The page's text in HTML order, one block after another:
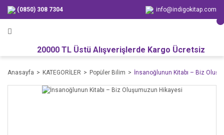
(0850) 308 7304 info@indigokitap.com
20000 TL Üstü Alışverişlerde Kargo Ücretsiz
Anasayfa KATEGORİLER Popüler Bilim İnsanoğlunun Kitabı – Biz